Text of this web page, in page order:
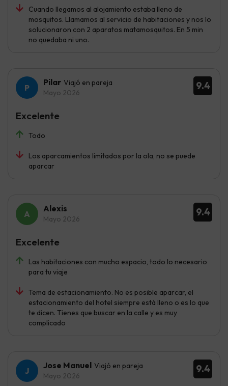
Cuando llegamos al alojamiento estaba lleno de
mosquitos. Llamamos al servicio de habitaciones y nos lo
solucionaron con 2 aparatos matamosquitos. En 5 min
no quedaba ni uno.
9.4
Pilar Viajó en pareja
Mayo 2026
Todo
Los aparcamientos limitados por la ola, no se puede
aparcar
Excelente
9.4
Alexis
Mayo 2026
Las habitaciones con mucho espacio, todo lo necesario
para tu viaje
Tema de estacionamiento. No es posible aparcar, el
estacionamiento del hotel siempre está lleno o es lo que
te dicen. Tienes que buscar en la calle y es muy
complicado
Excelente
9.4
Jose Manuel Viajó en pareja
Mayo 2026